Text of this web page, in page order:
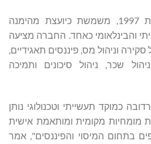
Confis, אשר נוסדה בשנת 1997, משמשת כיועצת מהימנה
והבינלאומי כאחד. החברה מציעה
וניהול מס, פיננסים תאגידיים,
שכר, ניהול סיכונים ותמיכה
כמוקד תעשייתי וטכנולוגי נותן
מקומית ומותאמת אישית
בתחום המיסוי והפיננסים", אמר